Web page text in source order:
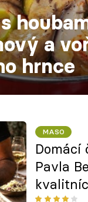
a
hrnce
MASO
Domácí
Pavla